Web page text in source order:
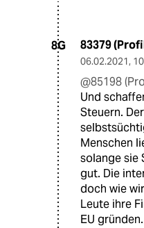
8G 83379
06.02.2021,
@85198
Und
Steuern.
Menschen
solange sie
gut. Die
doch wie
Leute ihre
EU gründen.